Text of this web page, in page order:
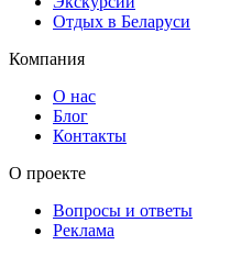
Отдых в Беларуси
Компания
О нас
Блог
Контакты
О проекте
Вопросы и ответы
Реклама